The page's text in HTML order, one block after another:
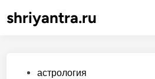
shriyantra.ru
Опубликовано
астрология